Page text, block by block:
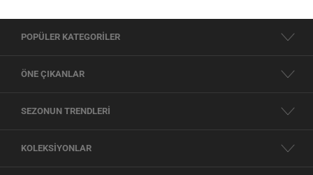
POPÜLER KATEGORİLER
ÖNE ÇIKANLAR
SEZONUN TRENDLERİ
KOLEKSİYONLAR